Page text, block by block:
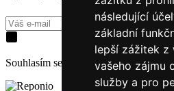
následující
základní
lepší zážitek z
vašeho zájmu
služby a pro
Přihásit
Souhlasím se zpracovánímosobních